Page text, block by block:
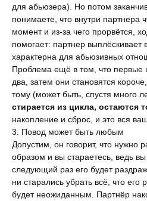
для абьюзера). Но потом
понимаете, что внутри партнера
момент и из-за чего прорвётся,
помогает: партнер выплёскивает
характерна для абьюзивных
Проблема ещё в том, что первые
два, затем они становятся
тому (может быть, спустя много
стирается из цикла, остаются
накопление и сброс, и это вся
3. Повод может быть любым
Допустим, он говорит, что нужно
образом и вы стараетесь, ведь вы
следующий раз его будет
ни старались убрать всё, что его
будет неожиданным. Партнёр